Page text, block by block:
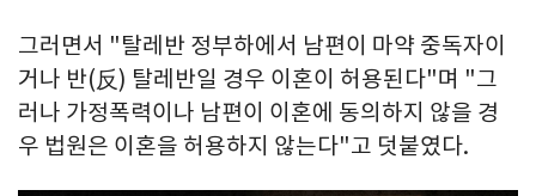
그러면서 "탈레반 정부하에서 남편이 마약 중독자이
거나 반(反) 탈레반일 경우 이혼이 허용된다"며 "그
러나 가정폭력이나 남편이 이혼에 동의하지 않을 경
우 법원은 이혼을 허용하지 않는다"고 덧붙였다.